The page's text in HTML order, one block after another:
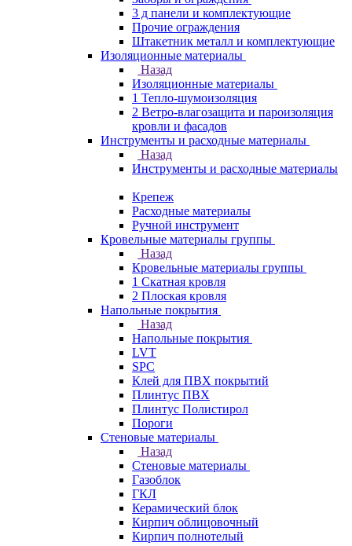
3 д панели и комплектующие
Прочие ограждения
Штакетник металл и комплектующие
Изоляционные материалы
Назад
Изоляционные материалы
1 Тепло-шумоизоляция
2 Ветро-влагозащита и пароизоляция
кровли и фасадов
Инструменты и расходные материалы
Назад
Инструменты и расходные материалы
Крепеж
Расходные материалы
Ручной инструмент
Кровельные материалы группы
Назад
Кровельные материалы группы
1 Скатная кровля
2 Плоская кровля
Напольные покрытия
Назад
Напольные покрытия
LVT
SPC
Клей для ПВХ покрытий
Плинтус ПВХ
Плинтус Полистирол
Пороги
Стеновые материалы
Назад
Стеновые материалы
Газоблок
ГКЛ
Керамический блок
Кирпич облицовочный
Кирпич полнотелый